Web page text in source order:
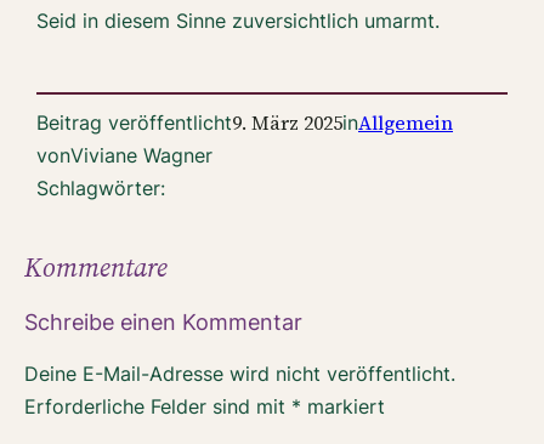
Seid in diesem Sinne zuversichtlich umarmt.
Beitrag veröffentlicht9. März 2025inAllgemein
vonViviane Wagner
Schlagwörter:
Kommentare
Schreibe einen Kommentar
Deine E-Mail-Adresse wird nicht veröffentlicht.
Erforderliche Felder sind mit * markiert